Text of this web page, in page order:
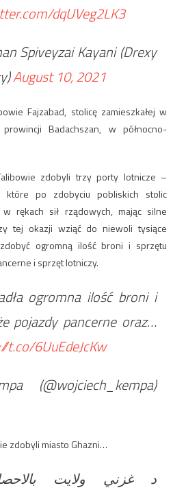
dqUVeg2LK3
Spiveyzai Kayani (Drexy
August 10, 2021
Fajzabad, stolicę zamieszkałej w
Badachszan, w północno-
zdobyli trzy porty lotnicze –
które po zdobyciu pobliskich stolic
rękach sił rządowych, mając silne
tej okazji wziąć do niewoli tysiące
ogromną ilość broni i sprzętu
i sprzęt lotniczy.
ogromna ilość broni i
pojazdy pancerne oraz…
t.co/6UuEdeJcKw
(@wojciech_kempa)
zdobyli miasto Ghazni…
د غزني ولايت